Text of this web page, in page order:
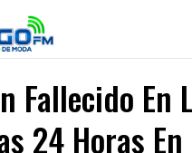
Fallecido En
24 Horas En